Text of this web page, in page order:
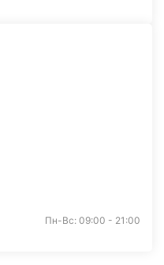
Пн-Вс: 09:00 - 21:00